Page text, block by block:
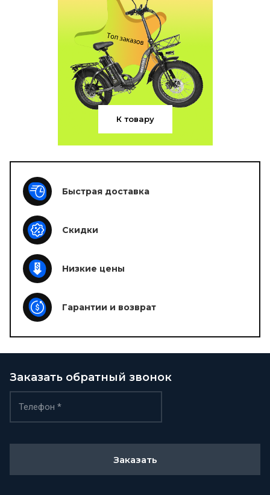
К товару
Быстрая доставка
Скидки
Низкие цены
Гарантии и возврат
Заказать обратный звонок
Заказать